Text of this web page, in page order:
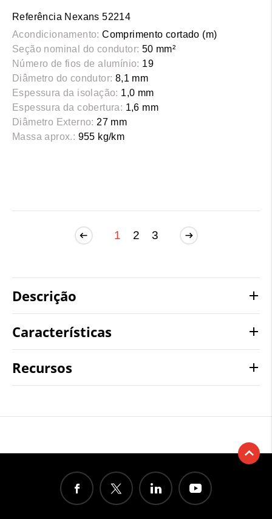
Referência Nexans 52214
Acondicionamento: Comprimento cortado (m)
Seção nominal do condutor: 50 mm²
Número de fios de alumínio: 19
Diâmetro do condutor: 8,1 mm
Espessura da isolação: 1,0 mm
Espessura da cobertura: 1,6 mm
Diâmetro Externo: 27 mm
Massa aprox.: 955 kg/km
1 2 3
Descrição
Características
Recursos